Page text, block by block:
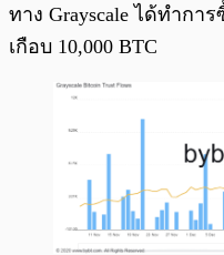
ทาง Grayscale ได้ทำกา
เกือบ 10,000 BTC